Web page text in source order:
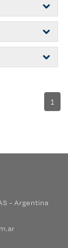
1
- Argentina